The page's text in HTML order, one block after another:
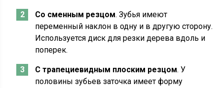
Со сменным резцом. Зубья имеют
переменный наклон в одну и в другую сторону.
Используется диск для резки дерева вдоль и
поперек.
С трапециевидным плоским резцом. У
половины зубьев заточка имеет форму